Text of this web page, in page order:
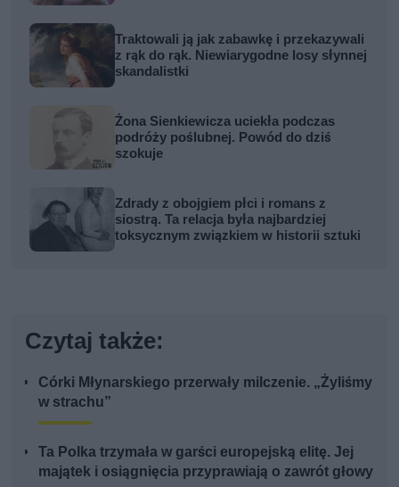
Traktowali ją jak zabawkę i przekazywali
z rąk do rąk. Niewiarygodne losy słynnej
skandalistki
Żona Sienkiewicza uciekła podczas
podróży poślubnej. Powód do dziś
szokuje
Zdrady z obojgiem płci i romans z
siostrą. Ta relacja była najbardziej
toksycznym związkiem w historii sztuki
Czytaj także:
Córki Młynarskiego przerwały milczenie. „Żyliśmy
w strachu”
Ta Polka trzymała w garści europejską elitę. Jej
majątek i osiągnięcia przyprawiają o zawrót głowy